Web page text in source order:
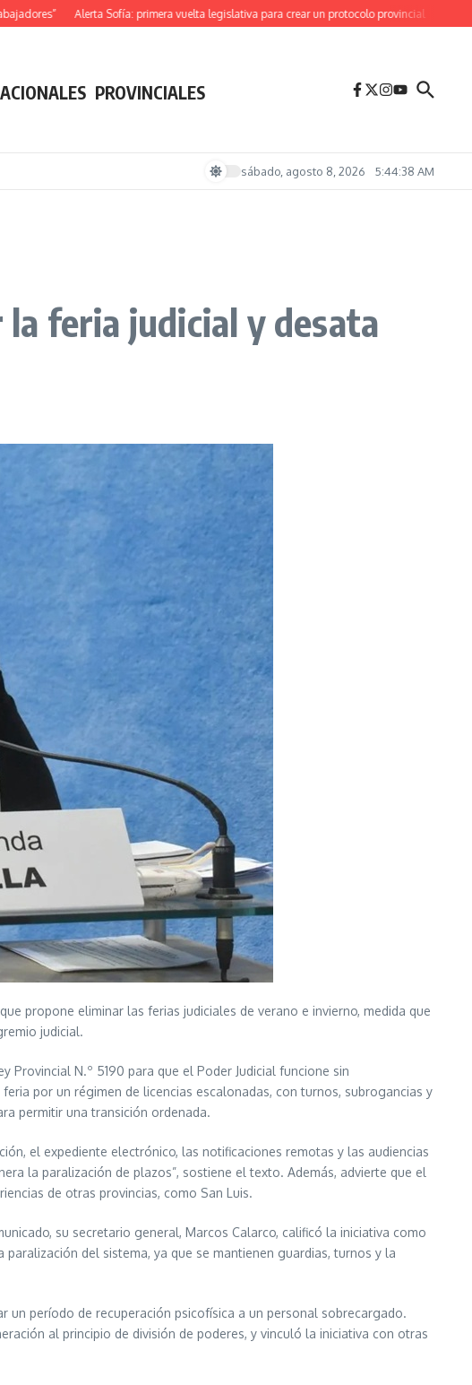
Alerta Sofía: primera vuelta legislativa para crear un protocolo provincial Derrota
PROVINCIALES
sábado, agosto 8, 2026 5:44:39 AM
feria judicial y desata
propone eliminar las ferias judiciales de verano e invierno, medida que
judicial.
Provincial N.º 5190 para que el Poder Judicial funcione sin
por un régimen de licencias escalonadas, con turnos, subrogancias y
permitir una transición ordenada.
el expediente electrónico, las notificaciones remotas y las audiencias
la paralización de plazos”, sostiene el texto. Además, advierte que el
de otras provincias, como San Luis.
su secretario general, Marcos Calarco, calificó la iniciativa como
del sistema, ya que se mantienen guardias, turnos y la
un período de recuperación psicofísica a un personal sobrecargado.
al principio de división de poderes, y vinculó la iniciativa con otras